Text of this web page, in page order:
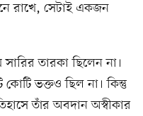
রাখে, সেটাই একজন
তারকা ছিলেন না।
কোটি ভক্তও ছিল না। কিন্তু
তাঁর অবদান অস্বীকার